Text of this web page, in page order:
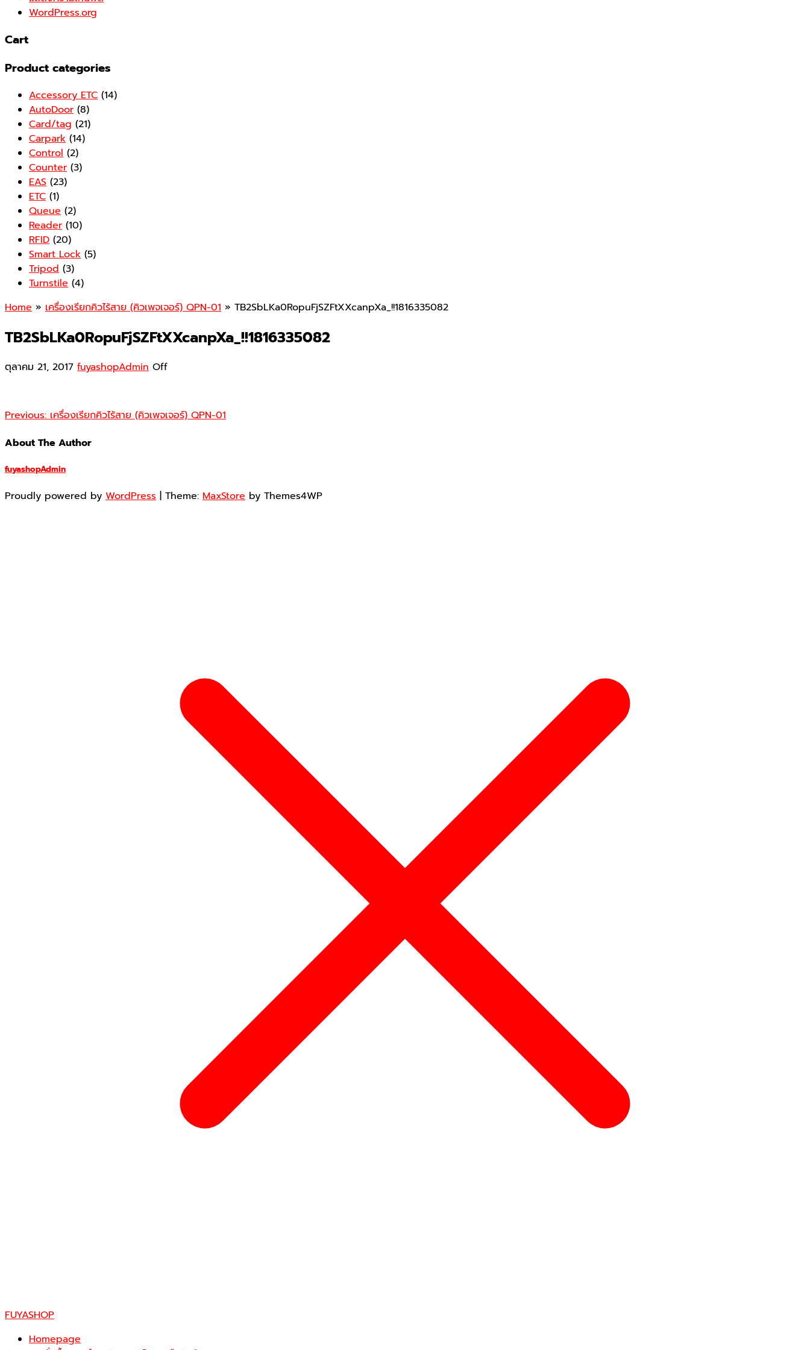
WordPress.org
Cart
Product categories
Accessory ETC (14)
AutoDoor (8)
Card/tag (21)
Carpark (14)
Control (2)
Counter (3)
EAS (23)
ETC (1)
Queue (2)
Reader (10)
RFID (20)
Smart Lock (5)
Tripod (3)
Turnstile (4)
Home » เครื่องเรียกคิวไร้สาย (คิวเพจเจอร์) QPN-01 » TB2SbLKa0RopuFjSZFtXXcanpXa_!!1816335082
TB2SbLKa0RopuFjSZFtXXcanpXa_!!1816335082
ตุลาคม 21, 2017 fuyashopAdmin Off
Previous:เครื่องเรียกคิวไร้สาย (คิวเพจเจอร์) QPN-01
About The Author
fuyashopAdmin
Proudly powered by WordPress | Theme: MaxStore by Themes4WP
FUYASHOP
Homepage